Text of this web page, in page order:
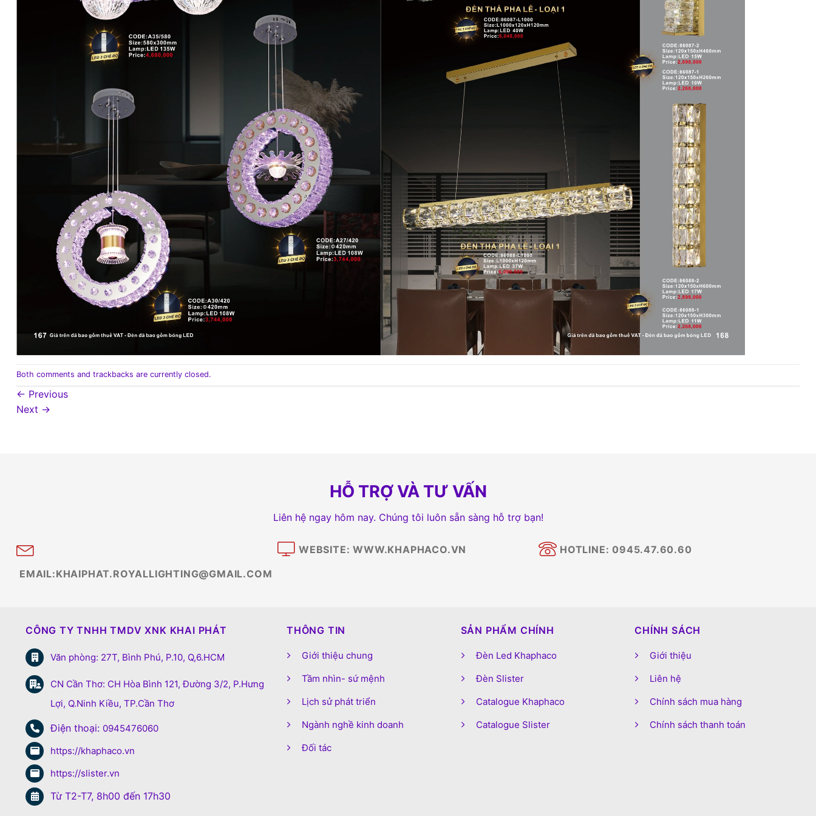
Both comments and trackbacks are currently closed.
← Previous
Next →
HỖ TRỢ VÀ TƯ VẤN
Liên hệ ngay hôm nay. Chúng tôi luôn sẵn sàng hỗ trợ bạn!
EMAIL:KHAIPHAT.ROYALLIGHTING@GMAIL.COM
WEBSITE: WWW.KHAPHACO.VN HOTLINE: 0945.47.60.60
CÔNG TY TNHH TMDV XNK KHAI PHÁT
Văn phòng: 27T, Bình Phú, P.10, Q,6.HCM
CN Cần Thơ: CH Hòa Bình 121, Đường 3/2, P.Hưng
Lợi, Q.Ninh Kiều, TP.Cần Thơ
Điện thoại: 0945476060
https://khaphaco.vn
https://slister.vn
Từ T2-T7, 8h00 đến 17h30
THÔNG TIN
Giới thiệu chung
Tầm nhìn- sứ mệnh
Lịch sử phát triển
Ngành nghề kinh doanh
Đối tác
SẢN PHẨM CHÍNH
Đèn Led Khaphaco
Đèn Slister
Catalogue Khaphaco
Catalogue Slister
CHÍNH SÁCH
Giới thiệu
Liên hệ
Chính sách mua hàng
Chính sách thanh toán